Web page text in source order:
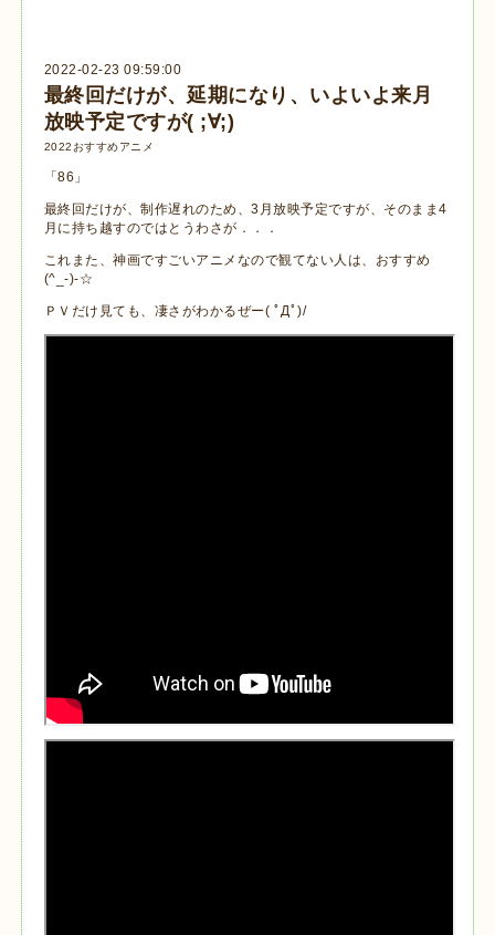
2022-02-23 09:59:00
最終回だけが、延期になり、いよいよ来月
放映予定ですが( ;∀;)
2022おすすめアニメ
「86」
最終回だけが、制作遅れのため、3月放映予定ですが、そのまま4
月に持ち越すのではとうわさが．．．
これまた、神画ですごいアニメなので観てない人は、おすすめ
(^_-)-☆
ＰＶだけ見ても、凄さがわかるぜー( ﾟДﾟ)/